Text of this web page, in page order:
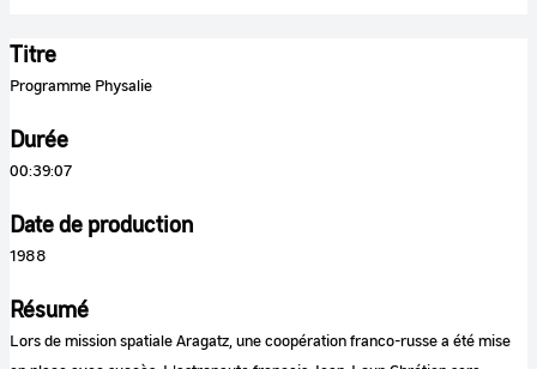
Titre
Programme Physalie
Durée
00:39:07
Date de production
1988
Résumé
Lors de mission spatiale Aragatz, une coopération franco-russe a été mise